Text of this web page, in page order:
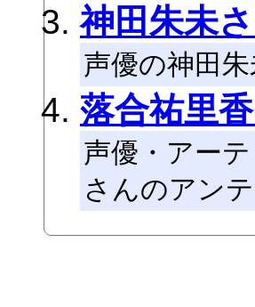
神田朱未
声優の神田
落合祐里
声優・アー
さんのアンテ